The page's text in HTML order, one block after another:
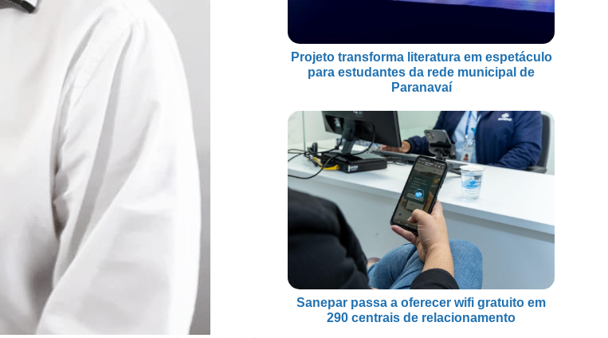
Projeto transforma literatura em espetáculo
para estudantes da rede municipal de
Paranavaí
Sanepar passa a oferecer wifi gratuito em
290 centrais de relacionamento